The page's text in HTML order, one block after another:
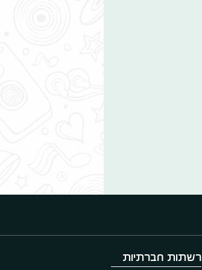
רשתות חברתיות